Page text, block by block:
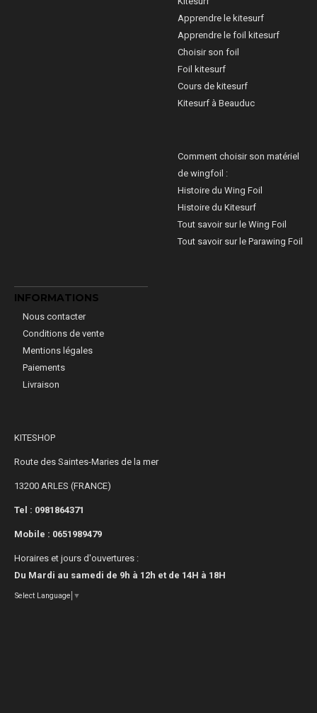
Apprendre le kitesurf
Apprendre le foil kitesurf
Choisir son foil
Foil kitesurf
Cours de kitesurf
Kitesurf à Beauduc
Comment choisir son matériel
de wingfoil :
Histoire du Wing Foil
Histoire du Kitesurf
Tout savoir sur le Wing Foil
Tout savoir sur le Parawing Foil
INFORMATIONS
Nous contacter
Conditions de vente
Mentions légales
Paiements
Livraison
KITESHOP
Route des Saintes-Maries de la mer
13200 ARLES (FRANCE)
Tel : 0981864371
Mobile : 0651989479
Horaires et jours d'ouvertures :
Du Mardi au samedi de 9h à 12h et de 14H à 18H
Select Language ▼